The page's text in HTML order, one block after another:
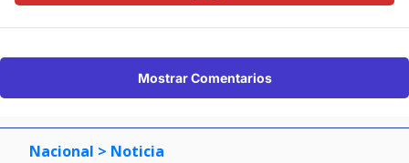
Mostrar Comentarios
Nacional > Noticia